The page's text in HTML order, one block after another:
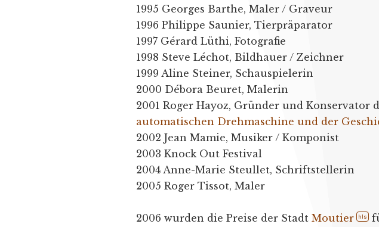
1995 Georges Barthe, Maler / Graveur
1996 Philippe Saunier, Tierpräparator
1997 Gérard Lüthi, Fotografie
1998 Steve Léchot, Bildhauer / Zeichner
1999 Aline Steiner, Schauspielerin
2000 Débora Beuret, Malerin
2001 Roger Hayoz, Gründer und Konservator
automatischen Drehmaschine und der
2002 Jean Mamie, Musiker / Komponist
2003 Knock Out Festival
2004 Anne-Marie Steullet, Schriftstellerin
2005 Roger Tissot, Maler
2006 wurden die Preise der StadtMoutier hls